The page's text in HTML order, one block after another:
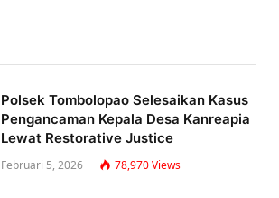
Polsek Tombolopao Selesaikan Kasus
Pengancaman Kepala Desa Kanreapia
Lewat Restorative Justice
Februari 5, 2026 78,970Views